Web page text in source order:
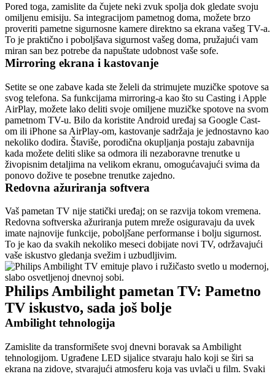
Pored toga, zamislite da čujete neki zvuk spolja dok gledate svoju
omiljenu emisiju. Sa integracijom pametnog doma, možete brzo
proveriti pametne sigurnosne kamere direktno sa ekrana vašeg TV-a.
To je praktično i poboljšava sigurnost vašeg doma, pružajući vam
miran san bez potrebe da napuštate udobnost vaše sofe.
Mirroring ekrana i kastovanje
Setite se one zabave kada ste želeli da strimujete muzičke spotove sa
svog telefona. Sa funkcijama mirroring-a kao što su Casting i Apple
AirPlay, možete lako deliti svoje omiljene muzičke spotove na svom
pametnom TV-u. Bilo da koristite Android uređaj sa Google Cast-
om ili iPhone sa AirPlay-om, kastovanje sadržaja je jednostavno kao
nekoliko dodira. Štaviše, porodična okupljanja postaju zabavnija
kada možete deliti slike sa odmora ili nezaboravne trenutke u
živopisnim detaljima na velikom ekranu, omogućavajući svima da
ponovo dožive te posebne trenutke zajedno.
Redovna ažuriranja softvera
Vaš pametan TV nije statički uređaj; on se razvija tokom vremena.
Redovna softverska ažuriranja putem mreže osiguravaju da uvek
imate najnovije funkcije, poboljšane performanse i bolju sigurnost.
To je kao da svakih nekoliko meseci dobijate novi TV, održavajući
vaše iskustvo gledanja svežim i uzbudljivim.
Philips Ambilight pametan TV: Pametno
TV iskustvo, sada još bolje
Ambilight tehnologija
Zamislite da transformišete svoj dnevni boravak sa Ambilight
tehnologijom. Ugrađene LED sijalice stvaraju halo koji se širi sa
ekrana na zidove, stvarajući atmosferu koja vas uvlači u film. Svaki